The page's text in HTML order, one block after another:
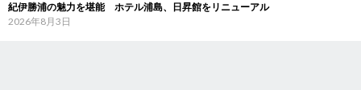
紀伊勝浦の魅力を堪能 ホテル浦島、日昇館をリニューアル
2026年8月3日